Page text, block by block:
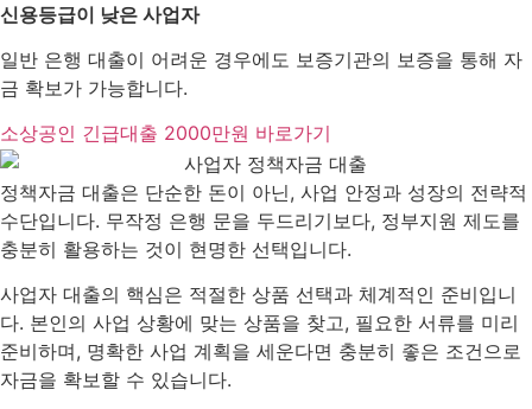
신용등급이 낮은 사업자
일반 은행 대출이 어려운 경우에도 보증기관의 보증을 통해 자
금 확보가 가능합니다.
소상공인 긴급대출 2000만원 바로가기
정책자금 대출은 단순한 돈이 아닌, 사업 안정과 성장의 전략적
수단입니다. 무작정 은행 문을 두드리기보다, 정부지원 제도를
충분히 활용하는 것이 현명한 선택입니다.
사업자 대출의 핵심은 적절한 상품 선택과 체계적인 준비입니
다. 본인의 사업 상황에 맞는 상품을 찾고, 필요한 서류를 미리
준비하며, 명확한 사업 계획을 세운다면 충분히 좋은 조건으로
자금을 확보할 수 있습니다.